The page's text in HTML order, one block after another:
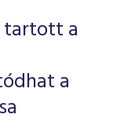
tartott a
a